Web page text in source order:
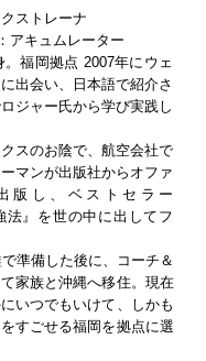
ストレーナ
アキュムレーター
。福岡拠点 2007年にウェ
出会い、日本語で紹介さ
ジャー氏から学び実践し
スのお陰で、航空会社で
マンが出版社からオファ
版し、ベストセラー
法』を世の中に出してフ
準備した後に、コーチ＆
家族と沖縄へ移住。現在
いつでもいけて、しかも
すごせる福岡を拠点に選